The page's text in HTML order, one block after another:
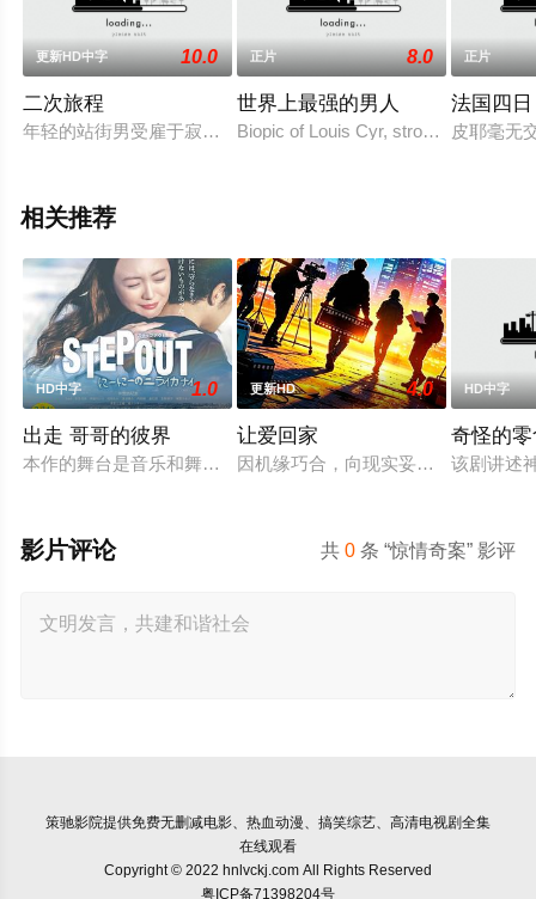
更新HD中字 10.0
二次旅程
年轻的站街男受雇于寂寞的中年男子乔纳森，以布兰登的身份
正片 8.0
世界上最强的男人
Biopic of Louis Cyr, strongest man in
正片
法国四日
皮耶毫无
相关推荐
HD中字 1.0
出走 哥哥的彼界
本作的舞台是音乐和舞蹈融入生活的冲绳。与母亲朱音、妹妹
更新HD 4.0
让爱回家
因机缘巧合，向现实妥协的导演朱达
HD中字
奇怪的
该剧讲述
共0 条 “惊情奇案” 影评
影片评论
策驰影院提供免费无删减电影、热血动漫、搞笑综艺、高清电视剧全集
在线观看
Copyright © 2022 hnlvckj.com All Rights Reserved
粤ICP备71398204号